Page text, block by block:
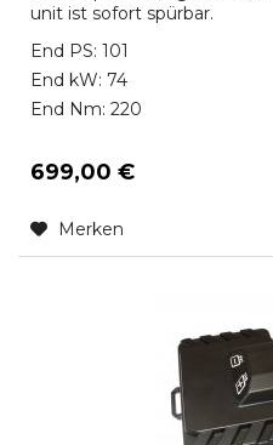
unit ist sofort spürbar.
End PS: 101
End kW: 74
End Nm: 220
699,00 €
Merken